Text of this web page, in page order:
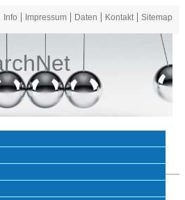
Info Impressum Daten Kontakt Sitemap